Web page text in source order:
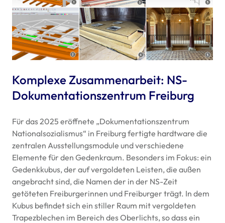
Komplexe Zusammenarbeit: NS-
Dokumentationszentrum Freiburg
Für das 2025 eröffnete „Dokumentationszentrum
Nationalsozialismus“ in Freiburg fertigte hardtware die
zentralen Ausstellungsmodule und verschiedene
Elemente für den Gedenkraum. Besonders im Fokus: ein
Gedenkkubus, der auf vergoldeten Leisten, die außen
angebracht sind, die Namen der in der NS-Zeit
getöteten Freiburgerinnen und Freiburger trägt. In dem
Kubus befindet sich ein stiller Raum mit vergoldeten
Trapezblechen im Bereich des Oberlichts, so dass ein